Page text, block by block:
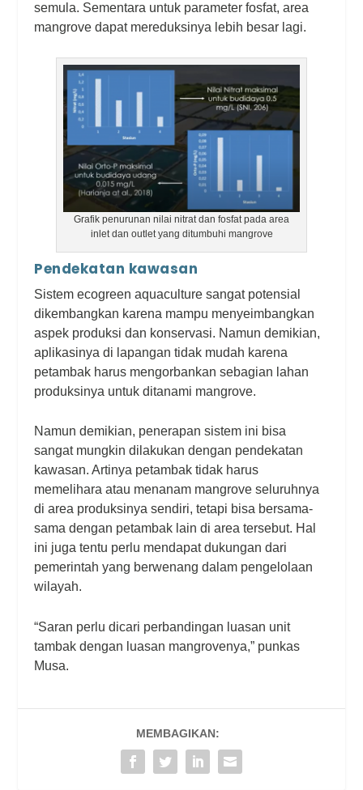
semula. Sementara untuk parameter fosfat, area
mangrove dapat mereduksinya lebih besar lagi.
Grafik penurunan nilai nitrat dan fosfat pada area
inlet dan outlet yang ditumbuhi mangrove
Pendekatan kawasan
Sistem ecogreen aquaculture sangat potensial
dikembangkan karena mampu menyeimbangkan
aspek produksi dan konservasi. Namun demikian,
aplikasinya di lapangan tidak mudah karena
petambak harus mengorbankan sebagian lahan
produksinya untuk ditanami mangrove.
Namun demikian, penerapan sistem ini bisa
sangat mungkin dilakukan dengan pendekatan
kawasan. Artinya petambak tidak harus
memelihara atau menanam mangrove seluruhnya
di area produksinya sendiri, tetapi bisa bersama-
sama dengan petambak lain di area tersebut. Hal
ini juga tentu perlu mendapat dukungan dari
pemerintah yang berwenang dalam pengelolaan
wilayah.
“Saran perlu dicari perbandingan luasan unit
tambak dengan luasan mangrovenya,” punkas
Musa.
MEMBAGIKAN: